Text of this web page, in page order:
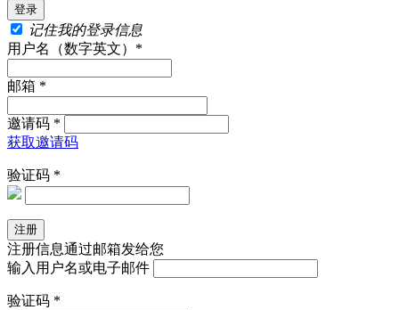
记住我的登录信息
用户名（数字英文）*
邮箱 *
邀请码 *
获取邀请码
验证码 *
注册信息通过邮箱发给您
输入用户名或电子邮件
验证码 *